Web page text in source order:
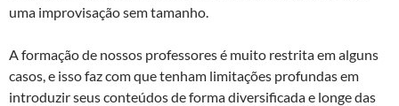
uma improvisação sem tamanho.
A formação de nossos professores é muito restrita em alguns
casos, e isso faz com que tenham limitações profundas em
introduzir seus conteúdos de forma diversificada e longe das